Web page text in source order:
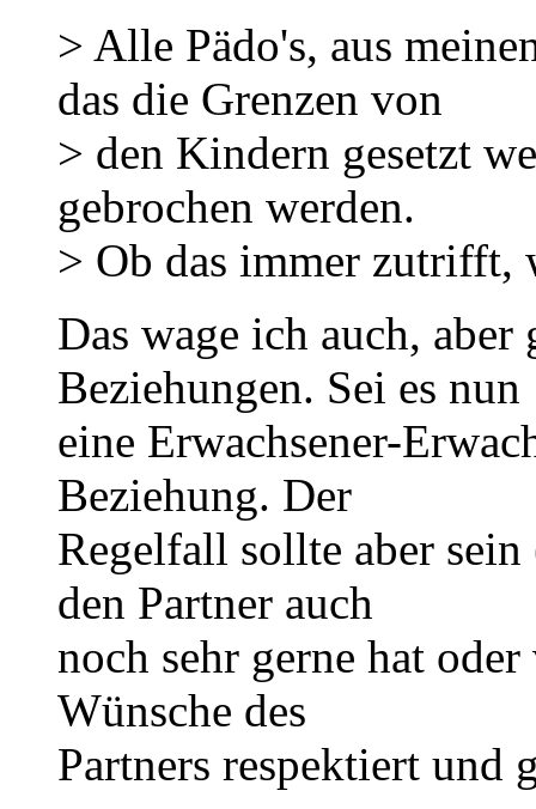
> Alle Pädo's, aus
das die Grenzen von
> den Kindern gesetzt
gebrochen werden.
> Ob das immer zutrifft,
Das wage ich auch,
Beziehungen. Sei es nun
eine Erwachsener-
Beziehung. Der
Regelfall sollte aber sein
den Partner auch
noch sehr gerne hat
Wünsche des
Partners respektiert und